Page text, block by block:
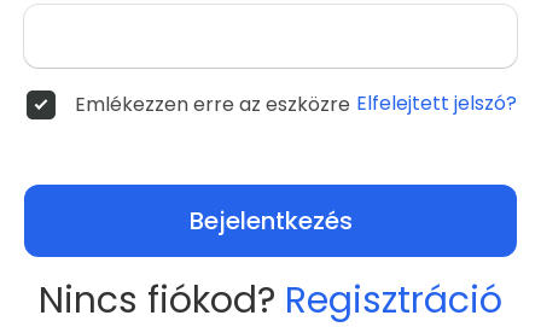
Emlékezzen erre az eszközre Elfelejtett jelszó?
Bejelentkezés
Nincs fiókod? Regisztráció